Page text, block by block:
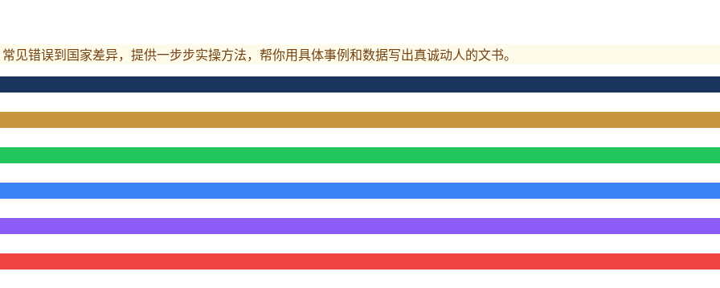
见错误到国家差异，提供一步步实操方法，帮你用具体事例和数据写出真诚动人的文书。